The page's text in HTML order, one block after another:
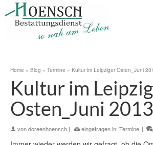
Home » Blog » Termine » Kultur im Leipziger Osten_Juni
Kultur im
Osten_Juni 2013
vondoreenhoensch | eingetragen in: Termine |